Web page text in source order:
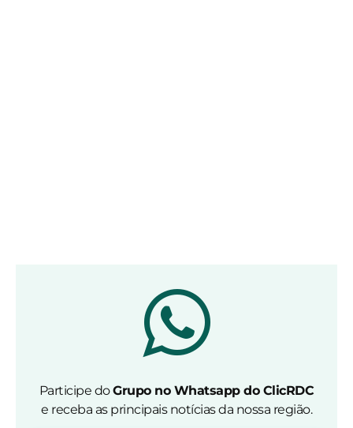
Participe doGrupo no Whatsapp do ClicRDC
e receba as principais notícias da nossa região.